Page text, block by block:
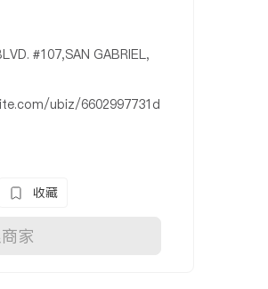
#107,SAN GABRIEL,
ubiz/6602997731d
收藏
家